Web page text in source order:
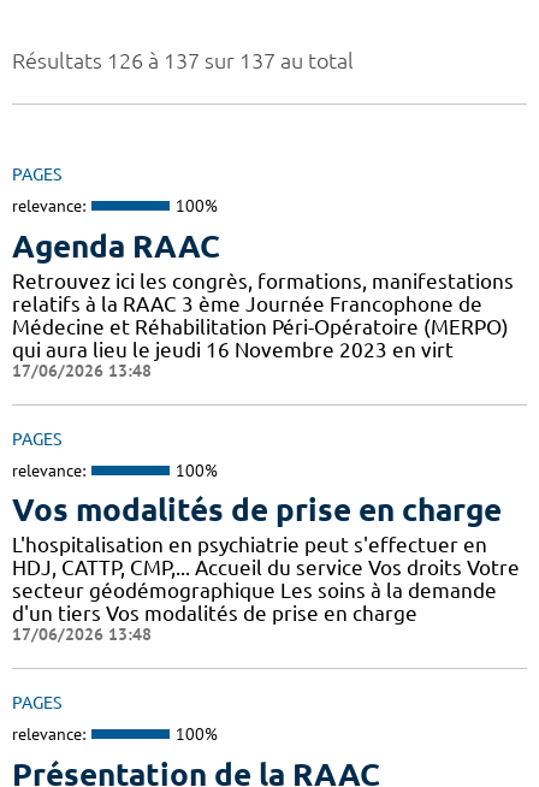
Résultats 126 à 137 sur 137 au total
PAGES
relevance: 100%
Agenda RAAC
Retrouvez ici les congrès, formations, manifestations
relatifs à la RAAC 3 ème Journée Francophone de
Médecine et Réhabilitation Péri-Opératoire (MERPO)
qui aura lieu le jeudi 16 Novembre 2023 en virt
17/06/2026 13:48
PAGES
relevance: 100%
Vos modalités de prise en charge
L'hospitalisation en psychiatrie peut s'effectuer en
HDJ, CATTP, CMP,... Accueil du service Vos droits Votre
secteur géodémographique Les soins à la demande
d'un tiers Vos modalités de prise en charge
17/06/2026 13:48
PAGES
relevance: 100%
Présentation de la RAAC